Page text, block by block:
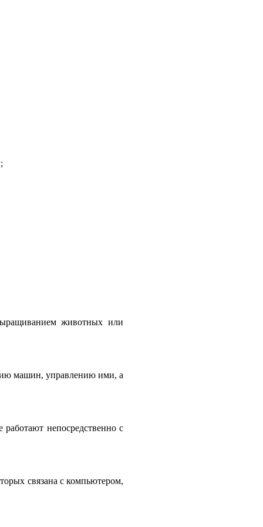
животных или
машин, управлению ими, а
непосредственно с
связана с компьютером,